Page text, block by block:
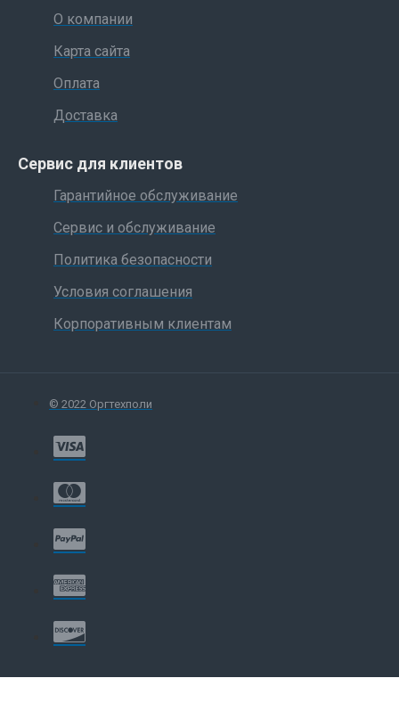
О компании
Карта сайта
Оплата
Доставка
Сервис для клиентов
Гарантийное обслуживание
Сервис и обслуживание
Политика безопасности
Условия соглашения
Корпоративным клиентам
© 2022 Оргтехполи